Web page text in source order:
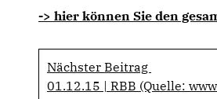
-> hier können Sie den
Nächster Beitrag
01.12.15 | RBB (Quelle: